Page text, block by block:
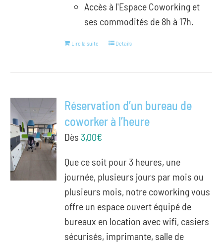
Accès à l'Espace Coworking et
ses commodités de 8h à 17h.
Lire la suite Details
Réservation d’un bureau de
coworker à l’heure
Dès 3,00€
Que ce soit pour 3 heures, une
journée, plusieurs jours par mois ou
plusieurs mois, notre coworking vous
offre un espace ouvert équipé de
bureaux en location avec wifi, casiers
sécurisés, imprimante, salle de